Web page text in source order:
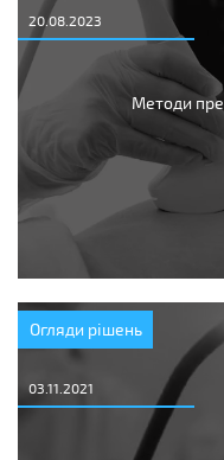
20.08.2023
Методи
Огляди рішень
03.11.2021